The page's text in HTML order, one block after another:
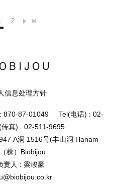
2
信息处理方针
870-87-01049 Tel(电话) : 02-
真) : 02-511-9695
A洞 1516号(丰山洞 Hanam
株）Biobijou
责人 : 梁峻豪